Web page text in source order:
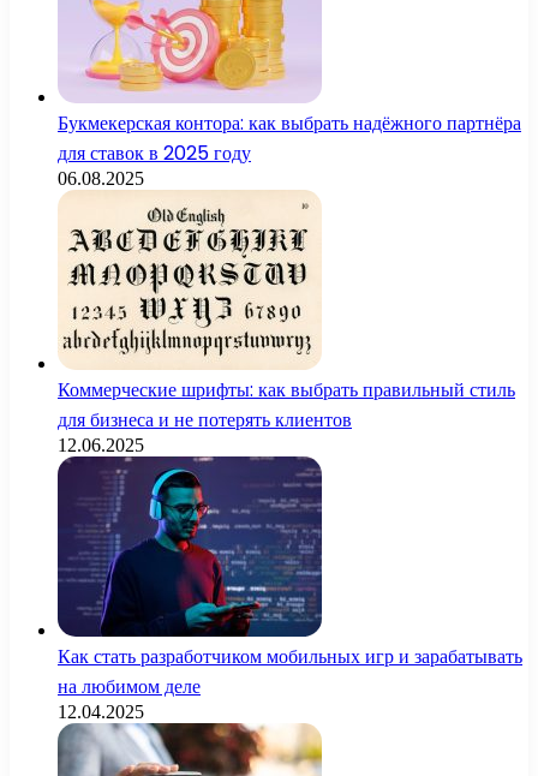
Букмекерская контора: как выбрать надёжного партнёра
для ставок в 2025 году
06.08.2025
Коммерческие шрифты: как выбрать правильный стиль
для бизнеса и не потерять клиентов
12.06.2025
Как стать разработчиком мобильных игр и зарабатывать
на любимом деле
12.04.2025